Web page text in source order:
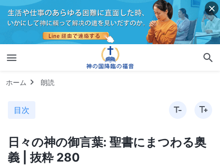
ホーム 朗読
目次
日々の神の御言葉: 聖書にまつわる奥
義 | 抜粋 280